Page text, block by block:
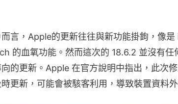
言，Apple的更新往往與新功能掛鉤，像是
的血氧功能。然而這次的 18.6.2 並沒有任
的更新。Apple 在官方說明中指出，此次
更新，可能會被駭客利用，導致裝置資料